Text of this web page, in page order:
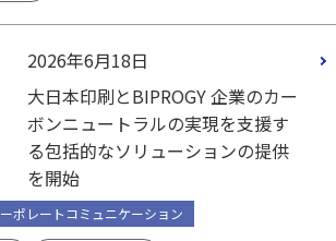
2026年6月18日
大日本印刷とBIPROGY 企業のカー
ボンニュートラルの実現を支援す
る包括的なソリューションの提供
を開始
ポレートコミュニケーション